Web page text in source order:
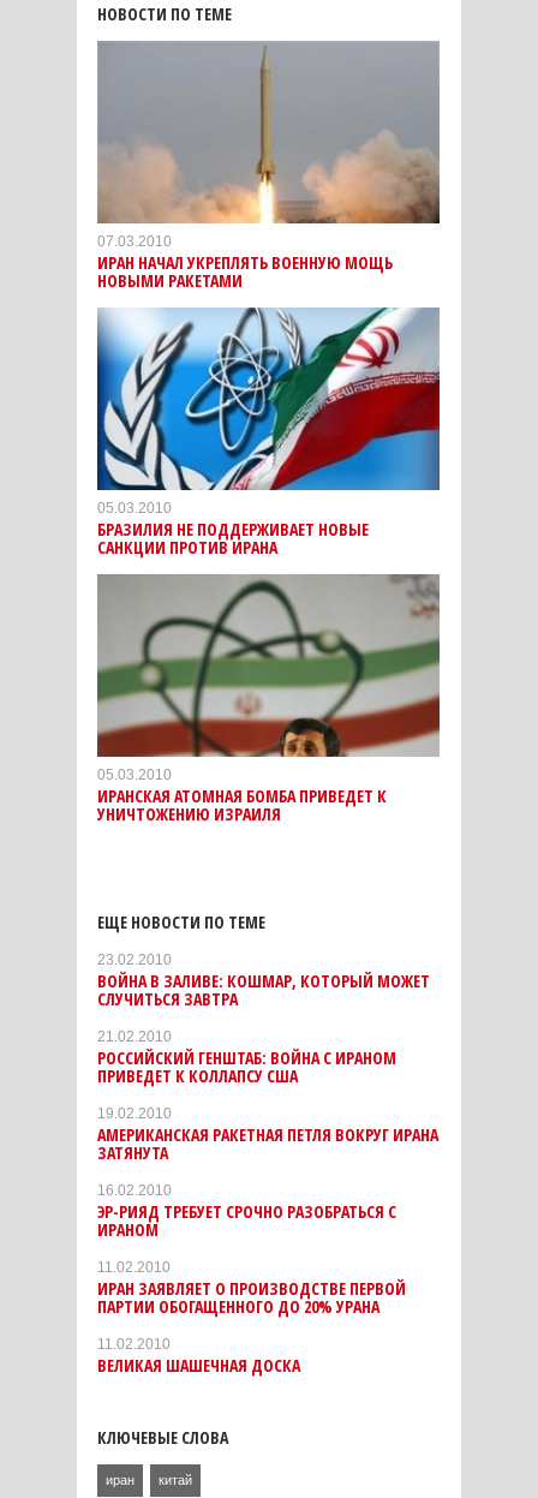
НОВОСТИ ПО ТЕМЕ
07.03.2010
ИРАН НАЧАЛ УКРЕПЛЯТЬ ВОЕННУЮ МОЩЬ
НОВЫМИ РАКЕТАМИ
05.03.2010
БРАЗИЛИЯ НЕ ПОДДЕРЖИВАЕТ НОВЫЕ
САНКЦИИ ПРОТИВ ИРАНА
05.03.2010
ИРАНСКАЯ АТОМНАЯ БОМБА ПРИВЕДЕТ К
УНИЧТОЖЕНИЮ ИЗРАИЛЯ
ЕЩЕ НОВОСТИ ПО ТЕМЕ
23.02.2010
ВОЙНА В ЗАЛИВЕ: КОШМАР, КОТОРЫЙ МОЖЕТ
СЛУЧИТЬСЯ ЗАВТРА
21.02.2010
РОССИЙСКИЙ ГЕНШТАБ: ВОЙНА С ИРАНОМ
ПРИВЕДЕТ К КОЛЛАПСУ США
19.02.2010
АМЕРИКАНСКАЯ РАКЕТНАЯ ПЕТЛЯ ВОКРУГ ИРАНА
ЗАТЯНУТА
16.02.2010
ЭР-РИЯД ТРЕБУЕТ СРОЧНО РАЗОБРАТЬСЯ С
ИРАНОМ
11.02.2010
ИРАН ЗАЯВЛЯЕТ О ПРОИЗВОДСТВЕ ПЕРВОЙ
ПАРТИИ ОБОГАЩЕННОГО ДО 20% УРАНА
11.02.2010
ВЕЛИКАЯ ШАШЕЧНАЯ ДОСКА
КЛЮЧЕВЫЕ СЛОВА
иран китай